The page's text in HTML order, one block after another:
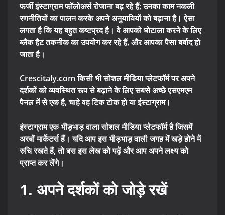
फर्जी इंस्टाग्राम फॉलोअर्स रोजाना बढ़ रहे हैं; उनका काम नकली
रणनीतियों का पालन करके अपने अनुयायियों को बढ़ाना है। ऐसा
लगता है कि यह बहुत कष्टप्रद है। वे आपको घोटाला करने के लिए
ब्लैक हैट तकनीक का उपयोग कर रहे हैं, और आपका पैसा बर्बाद हो
जाता है।
Crescitaly.com किसी भी सोशल मीडिया प्लेटफॉर्म पर अपने
दर्शकों को व्यवस्थित रूप से बढ़ाने के लिए सबसे अच्छे एसएमएम
पैनल में से एक है, चाहे वह टिक टोक हो या इंस्टाग्राम।
इंस्टाग्राम एक भीड़भाड़ वाला सोशल मीडिया प्लेटफॉर्म है जिसमें
अरबों मार्केटर्स हैं। यदि आप इस भीड़भाड़ वाली जगह में खड़े होने में
रुचि रखते हैं, तो बस इस लेख को पढ़ें और आप अपने लक्ष्य को
प्राप्त कर लेंगे।
1. अपने दर्शकों को जोड़े रखें